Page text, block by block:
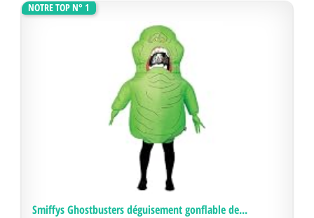
NOTRE TOP N° 1
Smiffys Ghostbusters déguisement gonflable de...